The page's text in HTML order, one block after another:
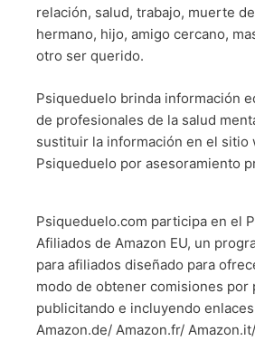
relación, salud, trabajo, muerte
hermano, hijo, amigo cercano,
otro ser querido.
Psiqueduelo brinda información
de profesionales de la salud
sustituir la información en el sitio
Psiqueduelo por asesoramiento
Psiqueduelo.com participa en el
Afiliados de Amazon EU, un
para afiliados diseñado para
modo de obtener comisiones por
publicitando e incluyendo
Amazon.de/ Amazon.fr/